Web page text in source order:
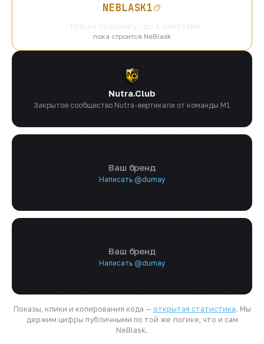
NEBLASK1
пока строится NeBlask
Nutra.Club
Закрытое сообщество Nutra-вертикали от команды M1
Ваш бренд
Написать @dumay
Ваш бренд
Написать @dumay
Показы, клики и копирования кода — открытая статистика. Мы
держим цифры публичными по той же логике, что и сам
NeBlask.